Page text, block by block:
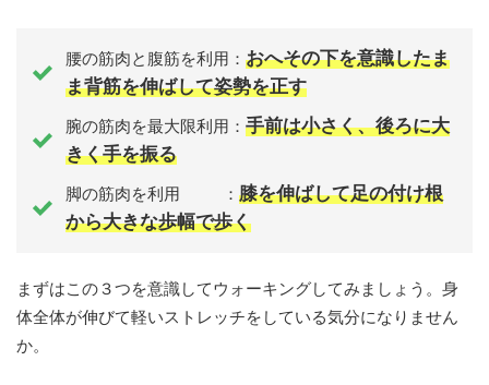
腰の筋肉と腹筋を利用： おへその下を意識したま
ま背筋を伸ばして姿勢を正す
腕の筋肉を最大限利用： 手前は小さく、後ろに大
きく手を振る
脚の筋肉を利用 ： 膝を伸ばして足の付け根
から大きな歩幅で歩く
まずはこの３つを意識してウォーキングしてみましょう。身
体全体が伸びて軽いストレッチをしている気分になりません
か。